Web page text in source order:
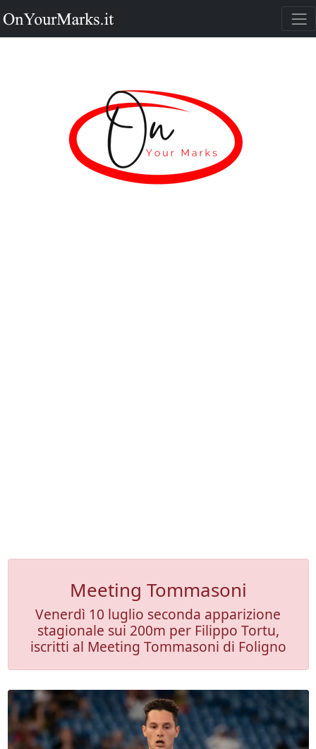
Meeting Tommasoni
Venerdì 10 luglio seconda apparizione
stagionale sui 200m per Filippo Tortu,
iscritti al Meeting Tommasoni di Foligno